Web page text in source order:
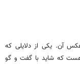
آن. یکی از دلایلی که
هست که شاید با گفت و گو